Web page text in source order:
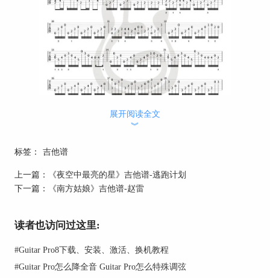
展开阅读全文
︾
标签： 吉他谱
上一篇：
《夜空中最亮的星》吉他谱-逃跑计划
下一篇：
《南方姑娘》吉他谱-赵雷
读者也访问过这里:
#Guitar Pro8下载、安装、激活、换机教程
#Guitar Pro怎么降全音 Guitar Pro怎么特殊调弦